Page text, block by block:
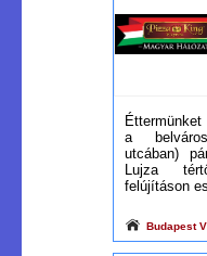
a
utcában)
Lujza
felújításon
Budapest